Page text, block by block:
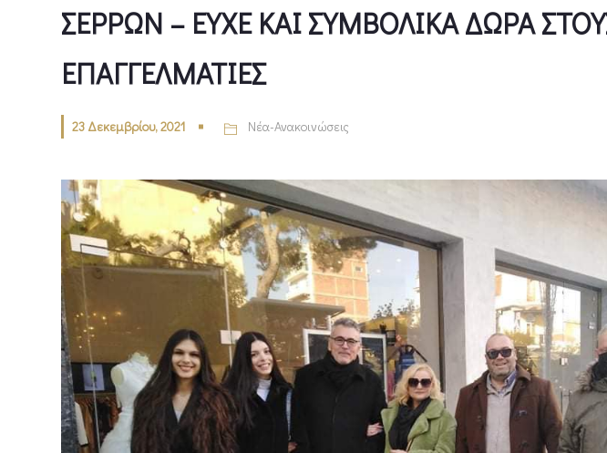
ΣΕΡΡΩΝ – ΕΥΧΕ ΚΑΙ ΣΥΜΒΟΛΙΚΑ ΔΩΡΑ
ΕΠΑΓΓΕΛΜΑΤΙΕΣ
23 Δεκεμβρίου, 2021 Νέα-Ανακοινώσεις